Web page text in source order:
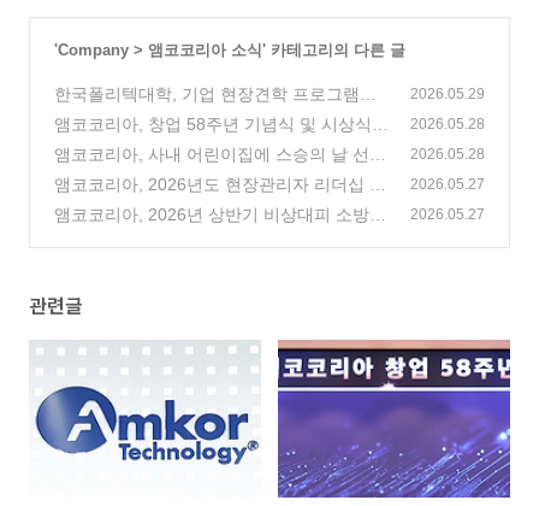
'Company > 앰코코리아 소식' 카테고리의 다른 글
한국폴리텍대학, 기업 현장견학 프로그램으
로 앰코코리아 송도사업장 방문
(1)
2026.05.29
앰코코리아, 창업 58주년 기념식 및 시상식
진행
(3)
2026.05.28
앰코코리아, 사내 어린이집에 스승의 날 선물
전달
(0)
2026.05.28
앰코코리아, 2026년도 현장관리자 리더십 프
로그램(LDP) 실시
(0)
2026.05.27
앰코코리아, 2026년 상반기 비상대피 소방훈
2026.05.27
관련글